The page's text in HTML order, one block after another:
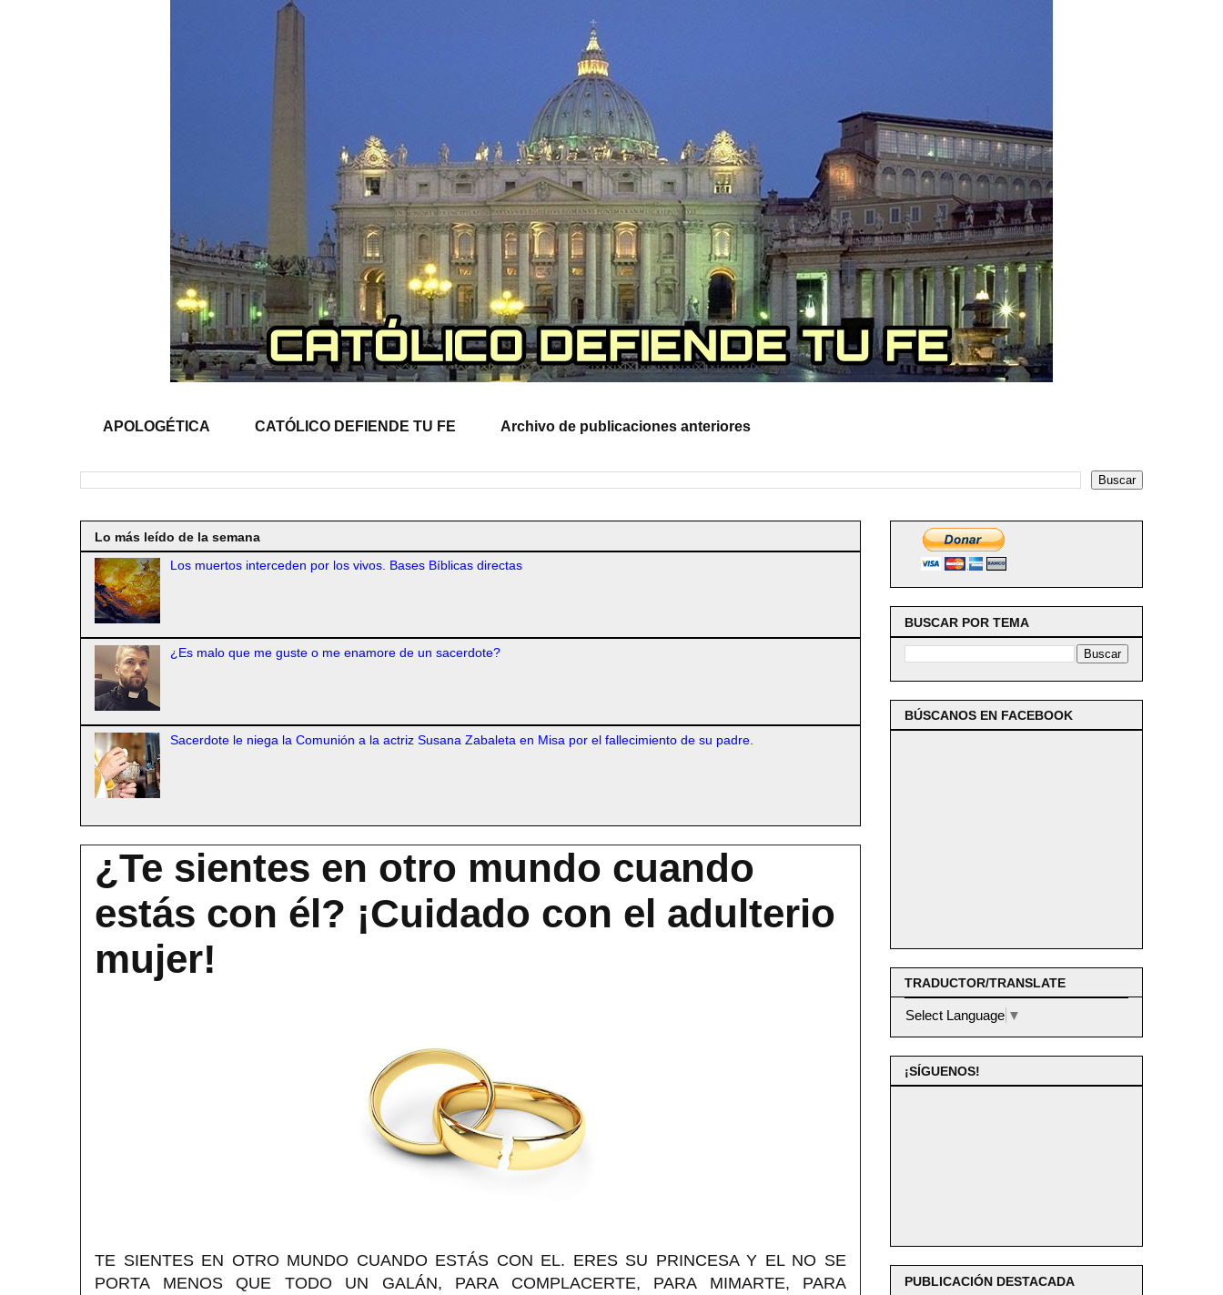
APOLOGÉTICA CATÓLICO DEFIENDE TU FE Archivo de publicaciones anteriores
Lo más leído de la semana
Los muertos interceden por los vivos. Bases Bíblicas directas
¿Es malo que me guste o me enamore de un sacerdote?
Sacerdote le niega la Comunión a la actriz Susana Zabaleta en Misa por el fallecimiento de su padre.
¿Te sientes en otro mundo cuando
estás con él? ¡Cuidado con el adulterio
mujer!
TE SIENTES EN OTRO MUNDO CUANDO ESTÁS CON EL. ERES SU PRINCESA Y EL NO SE
PORTA MENOS QUE TODO UN GALÁN, PARA COMPLACERTE, PARA MIMARTE, PARA
BUSCAR POR TEMA
BÚSCANOS EN FACEBOOK
TRADUCTOR/TRANSLATE
Select Language ▼
¡SÍGUENOS!
PUBLICACIÓN DESTACADA